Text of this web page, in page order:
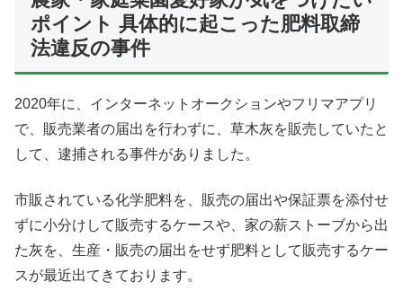
ポイント 具体的に起こった肥料取締
法違反の事件
2020年に、インターネットオークションやフリマアプリ
で、販売業者の届出を行わずに、草木灰を販売していたと
して、逮捕される事件がありました。
市販されている化学肥料を、販売の届出や保証票を添付せ
ずに小分けして販売するケースや、家の薪ストーブから出
た灰を、生産・販売の届出をせず肥料として販売するケー
スが最近出てきております。